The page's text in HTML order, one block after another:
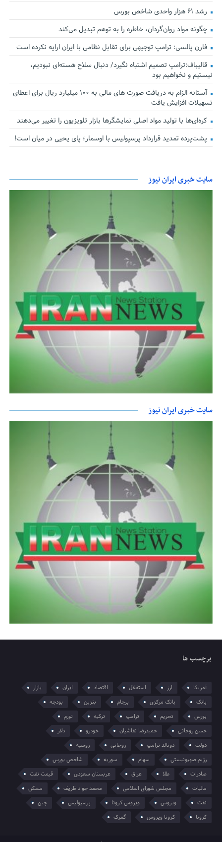
رشد ۶۱ هزار واحدی شاخص بورس
چگونه مواد روان‌گردان، خاطره را به توهم تبدیل می‌کند
فارن پالسی: ترامپ توجیهی برای تقابل نظامی با ایران ارایه نکرده است
قالیباف:ترامپ تصمیم اشتباه نگیرد/ دنبال سلاح هسته‌ای نبودیم،
نیستیم و نخواهیم بود
آستانه الزام به دریافت صورت های مالی به ۱۰۰ میلیارد ریال برای اعطای
تسهیلات افزایش یافت
کره‌ای‌ها با تولید مواد اصلی نمایشگرها بازار تلویزیون را تغییر می‌دهند
پشت‌پرده تمدید قرارداد پرسپولیس با اوسمار؛ پای یحیی در میان است!
سایت خبری ایران نیوز
سایت خبری ایران نیوز
برچسب ها
آمریکا ارز استقلال اقتصاد ایران
بازار
بانک
بانک مرکزی برجام بنزین
بودجه
بورس
تحریم ترامپ ترکیه
تورم
حسن روحانی
حمیدرضا نقاشیان خودرو
دلار
دولت
دونالد ترامپ روحانی
روسیه
رژیم صهیونیستی
سهام سوریه
شاخص بورس
صادرات
طلا عراق عربستان سعودی
قیمت نفت
مالیات
مجلس شورای اسلامی محمد جواد ظریف
مسکن
نفت
ویروس ویروس کرونا پرسپولیس
چین
کرونا
کرونا ویروس گمرک